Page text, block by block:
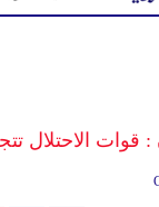
قوات الاحتلال